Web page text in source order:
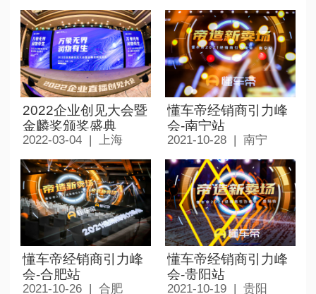
2022企业创见大会暨
金麟奖颁奖盛典
2022-03-04 | 上海
懂车帝经销商引力峰
会-南宁站
2021-10-28 | 南宁
懂车帝经销商引力峰
会-合肥站
2021-10-26 | 合肥
懂车帝经销商引力峰
会-贵阳站
2021-10-19 | 贵阳